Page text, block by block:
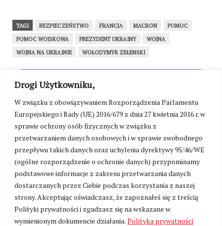
Drogi Użytkowniku,
W związku z obowiązywaniem Rozporządzenia Parlamentu
Europejskiego i Rady (UE) 2016/679 z dnia 27 kwietnia 2016 r. w
sprawie ochrony osób fizycznych w związku z
przetwarzaniem danych osobowych i w sprawie swobodnego
przepływu takich danych oraz uchylenia dyrektywy 95/46/WE
(ogólne rozporządzenie o ochronie danych) przypominamy
podstawowe informacje z zakresu przetwarzania danych
dostarczanych przez Ciebie podczas korzystania z naszej
strony. Akceptując oświadczasz, że zapoznałeś się z treścią
Polityki prywatności i zgadzasz się na wskazane w
wymienionym dokumencie działania. Polityka prywatności
TAGI BEZPIECZEŃSTWO FRANCJA MACRON
POMOC
POMOC WOJSKOWA
PREZYDENT UKRAINY
WOJNA
WOJNA NA UKRAINIE
WOŁODYMYR ZEŁENSKI
WRÓĆ NA STRONĘ GŁÓWNĄ
SEKCJA KOMENTARZY TYMCZASOWO
NIEDOSTĘPNA
W związku z przygotowaniami do uruchomienia
platformy wsparcia portalu Kresy24.pl oraz walką
z zalewem toksycznych treści, możliwość
komentowania została czasowo zawieszona. Już
wkrótce przywrócimy sekcję komentarzy w nowej,
kulturalnej formule – jako przestrzeń dostępną
wyłącznie dla naszych stałych Czytelników i
Patronów wspierających utrzymanie redakcji.